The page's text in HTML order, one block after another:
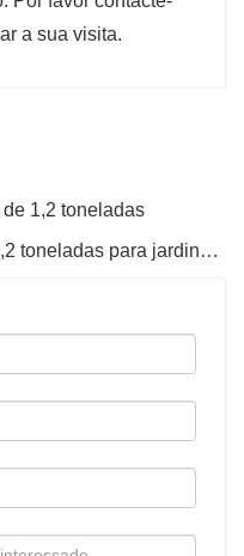
a sua visita.
1,2 toneladas
próximo : Miniescavadeiras de 1,2 toneladas para jardinagem